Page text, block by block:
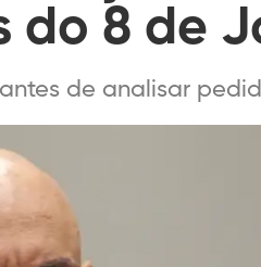
do 8 de
de analisar